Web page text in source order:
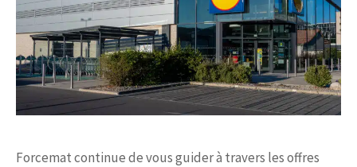
Forcemat continue de vous guider à travers les offres